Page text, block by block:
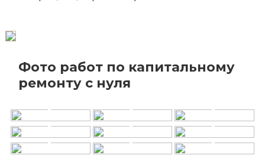
Фото работ по капитальному
ремонту с нуля
+ + +
+ + +
+ + +